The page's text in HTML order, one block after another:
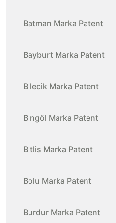
Batman Marka Patent
Bayburt Marka Patent
Bilecik Marka Patent
Bingöl Marka Patent
Bitlis Marka Patent
Bolu Marka Patent
Burdur Marka Patent